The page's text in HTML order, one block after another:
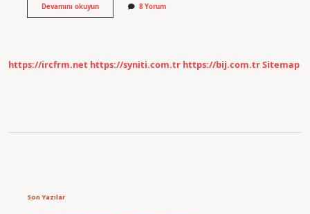
Devamını okuyunRf
Yüzde
8 Yorum
https://ircfrm.net https://syniti.com.tr https://bij.com.trSitemap
Son Yazılar